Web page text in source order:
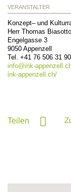
VERANSTALTER
Konzept– und
Herr Thomas Biasotto
Engelgasse 3
9050 Appenzell
Tel. +41 76 506 31 90
info@ink-
ink-appenzell.ch/
Teilen